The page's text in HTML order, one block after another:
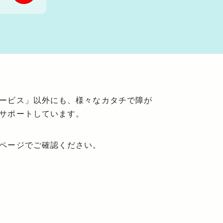
ビス」以外にも、様々なカタチで障が
ポートしています。
ージでご確認ください。